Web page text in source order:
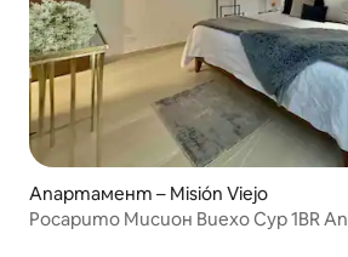
Апартамент – Misión Viejo
Росарито Мисион Виехо Сур 1BR